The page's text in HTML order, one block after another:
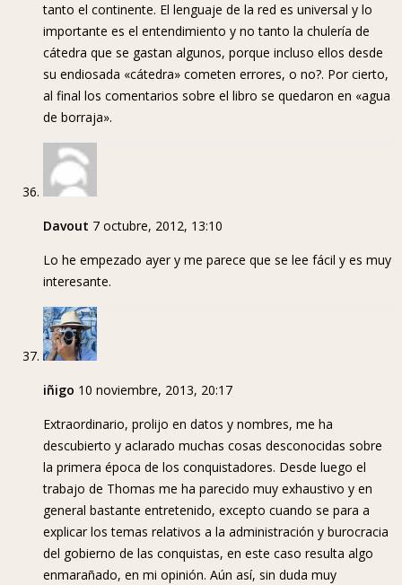
tanto el continente. El lenguaje de la red es universal y lo
importante es el entendimiento y no tanto la chulería de
cátedra que se gastan algunos, porque incluso ellos desde
su endiosada «cátedra» cometen errores, o no?. Por cierto,
al final los comentarios sobre el libro se quedaron en «agua
de borraja».
Davout 7 octubre, 2012, 13:10
Lo he empezado ayer y me parece que se lee fácil y es muy
interesante.
iñigo 10 noviembre, 2013, 20:17
Extraordinario, prolijo en datos y nombres, me ha
descubierto y aclarado muchas cosas desconocidas sobre
la primera época de los conquistadores. Desde luego el
trabajo de Thomas me ha parecido muy exhaustivo y en
general bastante entretenido, excepto cuando se para a
explicar los temas relativos a la administración y burocracia
del gobierno de las conquistas, en este caso resulta algo
enmarañado, en mi opinión. Aún así, sin duda muy